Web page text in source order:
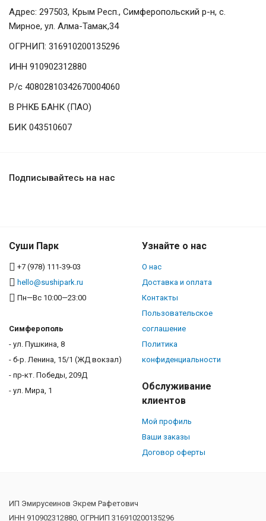
Адрес: 297503, Крым Респ., Симферопольский р-н, с.
Мирное, ул. Алма-Тамак,34
ОГРНИП: 316910200135296
ИНН 910902312880
Р/с 40802810342670004060
В РНКБ БАНК (ПАО)
БИК 043510607
Подписывайтесь на нас
Суши Парк
+7 (978) 111-39-03
hello@sushipark.ru
Пн—Вс 10:00—23:00
Симферополь
- ул. Пушкина, 8
- б-р. Ленина, 15/1 (ЖД вокзал)
- пр-кт. Победы, 209Д
- ул. Мира, 1
Узнайте о нас
О нас
Доставка и оплата
Контакты
Пользовательское
соглашение
Политика
конфиденциальности
Обслуживание
клиентов
Мой профиль
Ваши заказы
Договор оферты
ИП Эмирусеинов Экрем Рафетович
ИНН 910902312880, ОГРНИП 316910200135296